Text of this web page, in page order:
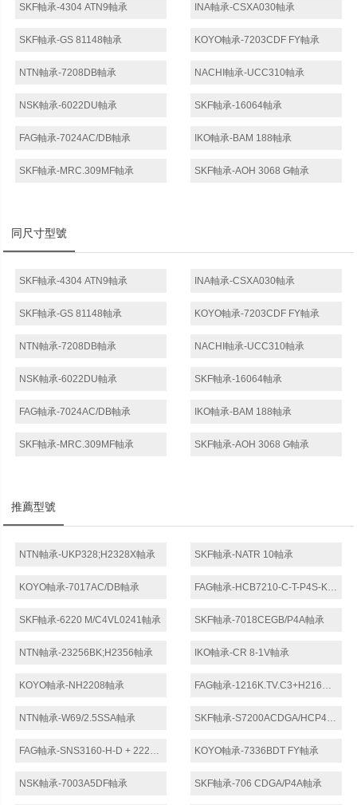
SKF軸承-4304 ATN9軸承 INA軸承-CSXA030軸承
SKF軸承-GS 81148軸承 KOYO軸承-7203CDF FY軸承
NTN軸承-7208DB軸承 NACHI軸承-UCC310軸承
NSK軸承-6022DU軸承 SKF軸承-16064軸承
FAG軸承-7024AC/DB軸承 IKO軸承-BAM 188軸承
SKF軸承-MRC.309MF軸承 SKF軸承-AOH 3068 G軸承
同尺寸型號
SKF軸承-4304 ATN9軸承 INA軸承-CSXA030軸承
SKF軸承-GS 81148軸承 KOYO軸承-7203CDF FY軸承
NTN軸承-7208DB軸承 NACHI軸承-UCC310軸承
NSK軸承-6022DU軸承 SKF軸承-16064軸承
FAG軸承-7024AC/DB軸承 IKO軸承-BAM 188軸承
SKF軸承-MRC.309MF軸承 SKF軸承-AOH 3068 G軸承
推薦型號
NTN軸承-UKP328;H2328X軸承 SKF軸承-NATR 10軸承
KOYO軸承-7017AC/DB軸承
SKF軸承-6220 M/C4VL0241軸承 SKF軸承-7018CEGB/P4A軸承
NTN軸承-23256BK;H2356軸承 IKO軸承-CR 8-1V軸承
KOYO軸承-NH2208軸承
NTN軸承-W69/2.5SSA軸承
KOYO軸承-7336BDT FY軸承
NSK軸承-7003A5DF軸承 SKF軸承-706 CDGA/P4A軸承